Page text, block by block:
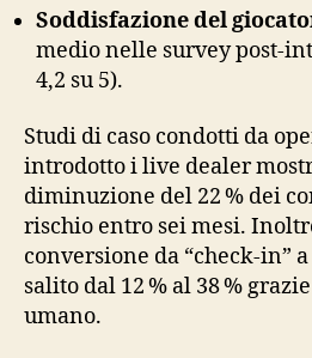
Soddisfazione del
medio nelle survey
4,2 su 5).
Studi di caso condotti da
introdotto i live dealer
diminuzione del 22 % dei
rischio entro sei mesi.
conversione da “check‑in”
salito dal 12 % al 38 %
umano.